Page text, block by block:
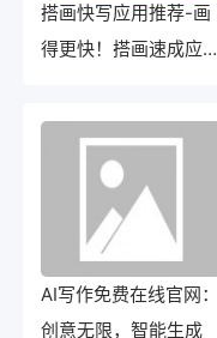
搭画快写应用推荐-画
得更快！搭画速成应用
AI写作免费在线官网：
创意无限，智能生成